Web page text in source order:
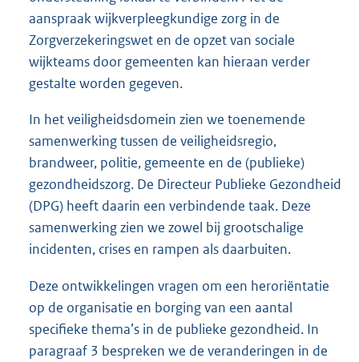
aanspraak wijkverpleegkundige zorg in de
Zorgverzekeringswet en de opzet van sociale
wijkteams door gemeenten kan hieraan verder
gestalte worden gegeven.
In het veiligheidsdomein zien we toenemende
samenwerking tussen de veiligheidsregio,
brandweer, politie, gemeente en de (publieke)
gezondheidszorg. De Directeur Publieke Gezondheid
(DPG) heeft daarin een verbindende taak. Deze
samenwerking zien we zowel bij grootschalige
incidenten, crises en rampen als daarbuiten.
Deze ontwikkelingen vragen om een heroriëntatie
op de organisatie en borging van een aantal
specifieke thema’s in de publieke gezondheid. In
paragraaf 3 bespreken we de veranderingen in de